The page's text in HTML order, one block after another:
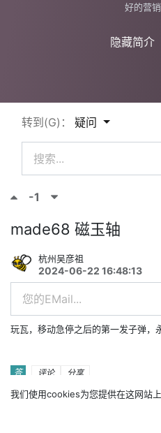
好的营销
隐藏简介
转到(G)： 疑问
-1
made68 磁玉轴
杭州吴彦祖
2024-06-22 16:48:13
玩瓦，移动急停之后的第一发子弹，
答 评论 分享
3评论
我们使用cookies为您提供在这网站上